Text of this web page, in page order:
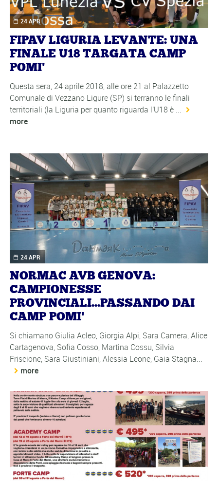
24 APR
FIPAV LIGURIA LEVANTE: UNA
FINALE U18 TARGATA CAMP
POMI'
Questa sera, 24 aprile 2018, alle ore 21 al Palazzetto
Comunale di Vezzano Ligure (SP) si terranno le finali
territoriali (la Liguria per quanto riguarda l'U18 è ...
more
24 APR
NORMAC AVB GENOVA:
CAMPIONESSE
PROVINCIALI...PASSANDO DAI
CAMP POMI'
Si chiamano Giulia Acleo, Giorgia Alpi, Sara Camera, Alice
Cartagenova, Sofia Cosso, Martina Cossu, Silvia
Friscione, Sara Giustiniani, Alessia Leone, Gaia Stagna...
more